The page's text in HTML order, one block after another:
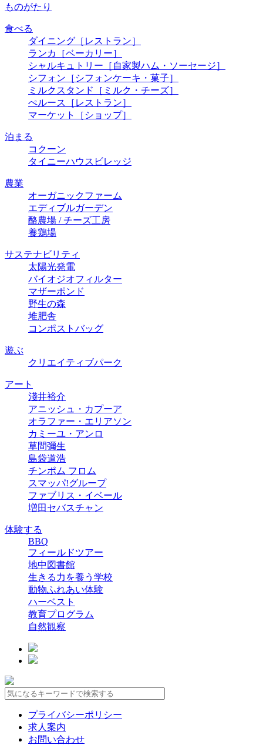
ものがたり
食べる
ダイニング ［レストラン］
ランカ
［ベーカリー］
シャルキュトリー ［自家製ハム・ソーセージ］
シフォン ［シフォンケーキ・菓子］
ミルクスタンド
［ミルク・チーズ］
ぺルース
［レストラン］
マーケット
［ショップ］
泊まる
コクーン
タイニーハウスビレッジ
農業
オーガニックファーム
エディブルガーデン
酪農場 / チーズ⼯房
養鶏場
サステナビリティ
太陽光発電
バイオジオフィルター
マザーポンド
野生の森
堆肥舎
コンポストバッグ
遊ぶ
クリエイティブパーク
アート
淺井裕介
アニッシュ・カプーア
オラファー・エリアソン
カミーユ・アンロ
草間彌生
島袋道浩
チンポム フロム
スマッパ!グループ
ファブリス・イベール
増田セバスチャン
体験する
BBQ
フィールドツアー
地中図書館
生きる力を養う学校
動物ふれあい体験
ハーベスト
教育プログラム
自然観察
プライバシーポリシー
求人案内
お問い合わせ